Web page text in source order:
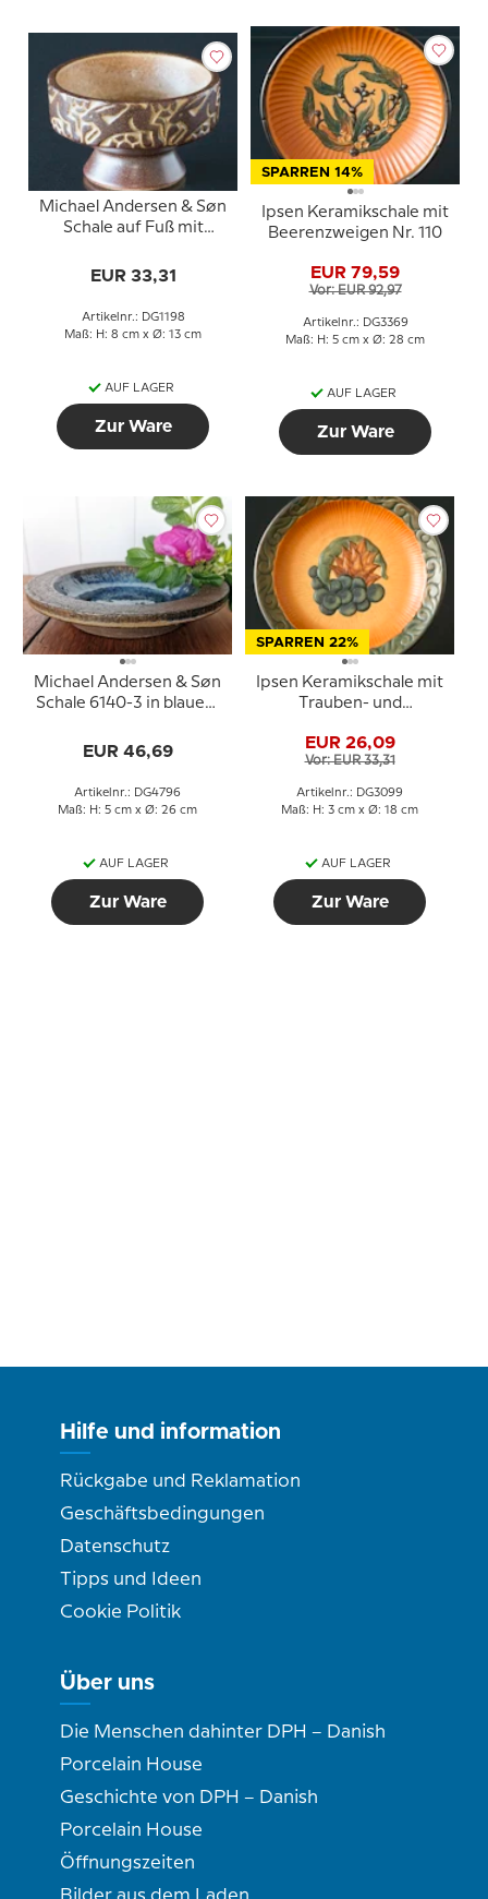
Michael Andersen & Søn
Schale auf Fuß mit
EUR 33,31
Artikelnr.: DG1198
Maß: H: 8 cm x Ø: 13 cm
AUF LAGER
Zur Ware
SPARREN 14%
Ipsen Keramikschale mit
Beerenzweigen Nr. 110
EUR 79,59
Vor: EUR 92,97
Artikelnr.: DG3369
Maß: H: 5 cm x Ø: 28 cm
AUF LAGER
Zur Ware
Michael Andersen & Søn
Schale 6140-3 in blauem
EUR 46,69
Artikelnr.: DG4796
Maß: H: 5 cm x Ø: 26 cm
AUF LAGER
Zur Ware
SPARREN 22%
Ipsen Keramikschale mit
Trauben- und
EUR 26,09
Vor: EUR 33,31
Artikelnr.: DG3099
Maß: H: 3 cm x Ø: 18 cm
AUF LAGER
Zur Ware
Hilfe und information
Rückgabe und Reklamation
Geschäftsbedingungen
Datenschutz
Tipps und Ideen
Cookie Politik
Über uns
Die Menschen dahinter DPH – Danish
Porcelain House
Geschichte von DPH – Danish
Porcelain House
Öffnungszeiten